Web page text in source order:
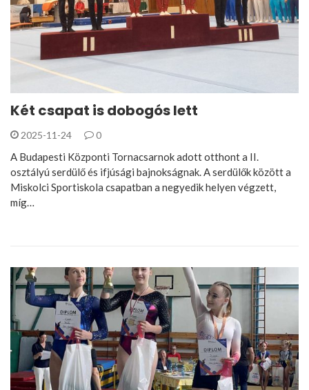
Két csapat is dobogós lett
2025-11-24 0
A Budapesti Központi Tornacsarnok adott otthont a II.
osztályú serdülő és ifjúsági bajnokságnak. A serdülők között a
Miskolci Sportiskola csapatban a negyedik helyen végzett,
míg…